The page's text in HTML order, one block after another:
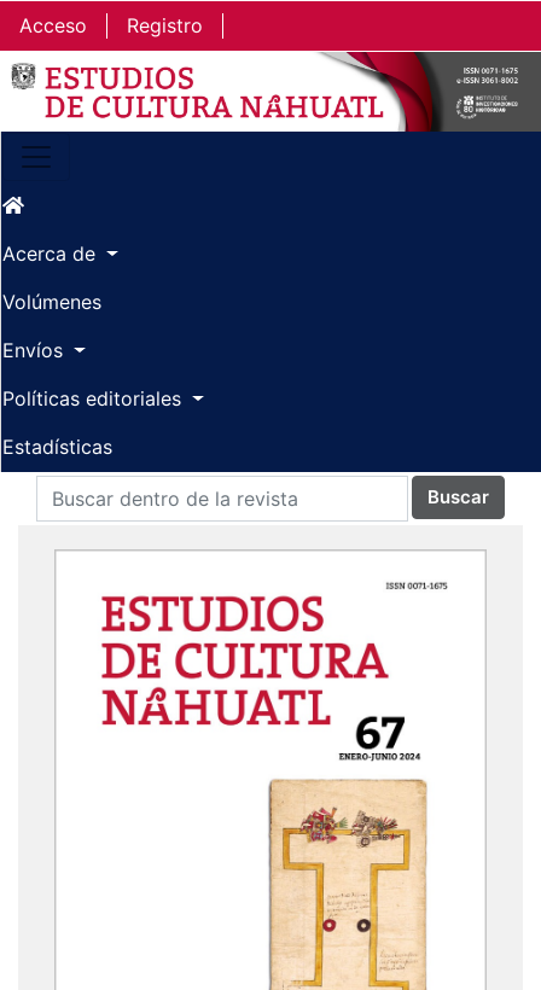
Ir al contenido principal
Ir al menú de navegación principal
Ir al pie de página del sitio
Acceso Registro
Acerca de
Volúmenes
Envíos
Políticas editoriales
Estadísticas
Buscar